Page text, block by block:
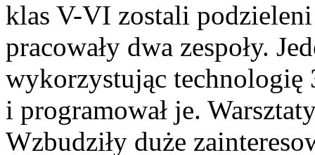
klas V-VI zostali
pracowały dwa zespoły.
wykorzystując technologię
i programował je.
Wzbudziły duże